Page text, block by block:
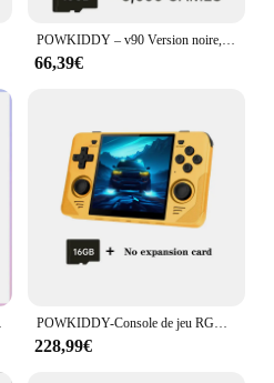
not just a gaming device;
It supports a
to various genres and
and vendor options,
for retailers looking to offer
to their customers. The
than just a gaming
endless hours of fun and
POWKIDDY – v90 Version noire, écran IPS de 3 pouces, Console portable à rabat, système ouvert, Console de jeu, 16 simulateurs, PS1, cadeaux pour enfants
66,39€
64G, Cadeau POWKIDDY-Console de jeu RGB30 jaune, 720x720, écran Ips 4 pouces, WiFi intégré, RK3566, Open-Source, Retro Determiner, Cadeaux pour enfants
228,99€